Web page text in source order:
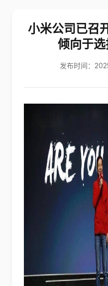
小米公司已召
倾向于
发布时间：